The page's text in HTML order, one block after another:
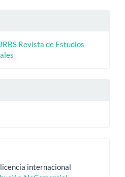
Revista de Estudios
internacional